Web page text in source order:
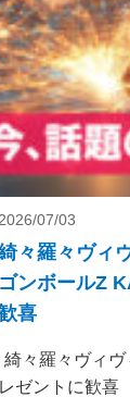
2026/07/03
々羅々ヴィ
ンボールZ
喜
々羅々ヴィ
レゼントに歓